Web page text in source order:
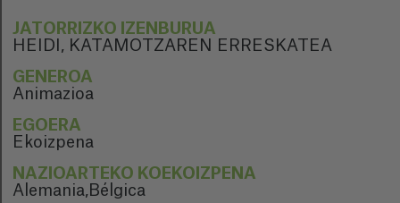
JATORRIZKO IZENBURUA
HEIDI, KATAMOTZAREN ERRESKATEA
GENEROA
Animazioa
EGOERA
Ekoizpena
NAZIOARTEKO KOEKOIZPENA
Alemania,Bélgica